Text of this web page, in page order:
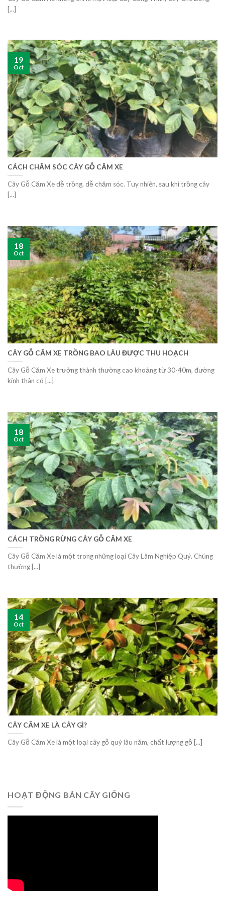
[...]
CÁCH CHĂM SÓC CÂY GỖ CĂM XE
Cây Gỗ Căm Xe dễ trồng, dễ chăm sóc. Tuy nhiên, sau khi trồng cây
[...]
19
Oct
CÂY GỖ CĂM XE TRỒNG BAO LÂU ĐƯỢC THU HOẠCH
Cây Gỗ Căm Xe trưởng thành thường cao khoảng từ 30-40m, đường
kính thân có [...]
18
Oct
CÁCH TRỒNG RỪNG CÂY GỖ CĂM XE
Cây Gỗ Căm Xe là một trong những loại Cây Lâm Nghiệp Quý. Chúng
thường [...]
18
Oct
CÂY CĂM XE LÀ CÂY GÌ?
Cây Gỗ Căm Xe là một loại cây gỗ quý lâu năm, chất lượng gỗ [...]
14
Oct
HOẠT ĐỘNG BÁN CÂY GIỐNG